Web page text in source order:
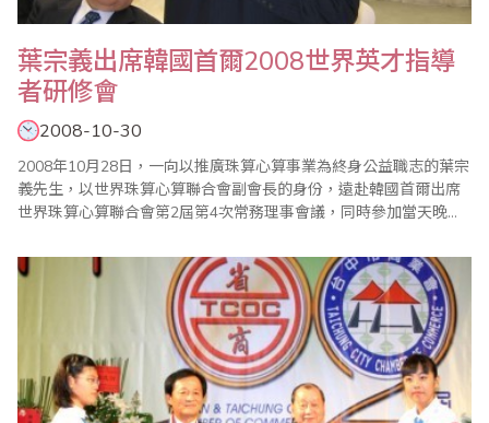
葉宗義出席韓國首爾2008世界英才指導
者研修會
2008-10-30
2008年10月28日，一向以推廣珠算心算事業為終身公益職志的葉宗
義先生，以世界珠算心算聯合會副會長的身份，遠赴韓國首爾出席
世界珠算心算聯合會第2屆第4次常務理事會議，同時參加當天晚上
珠算的未來發展方向進行講演。 世界珠算心算聯合會第2屆第4次常
務理事會議及2008世界英才指導者研修會由同為世界珠算心算聯合